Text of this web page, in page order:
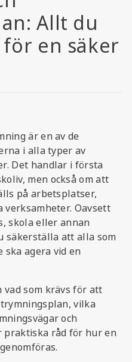
Allt du
en säker
är en av de
i alla typer av
Det handlar i första
men också om att
på arbetsplatser,
Oavsett
skola eller annan
säkerställa att alla som
agera vid en
vad som krävs för att
vilka
och
praktiska råd för hur en